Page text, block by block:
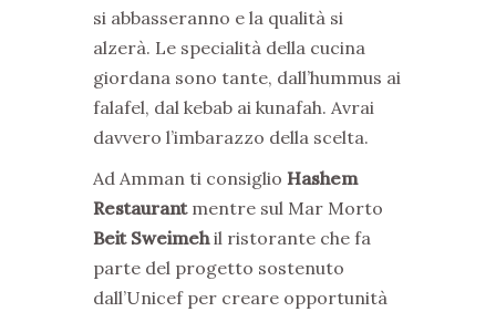
si abbasseranno e la qualità si
alzerà. Le specialità della cucina
giordana sono tante, dall’hummus ai
falafel, dal kebab ai kunafah. Avrai
davvero l’imbarazzo della scelta.
Ad Amman ti consiglio Hashem
Restaurantmentre sul Mar Morto
Beit Sweimehil ristorante che fa
parte del progetto sostenuto
dall’Unicef per creare opportunità